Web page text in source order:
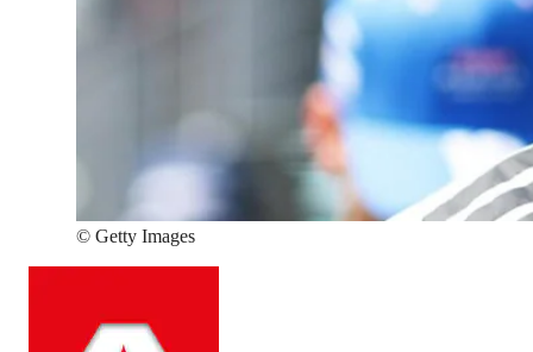
© Getty Images